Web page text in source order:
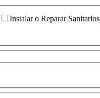
Instalar o Reparar Sanitarios